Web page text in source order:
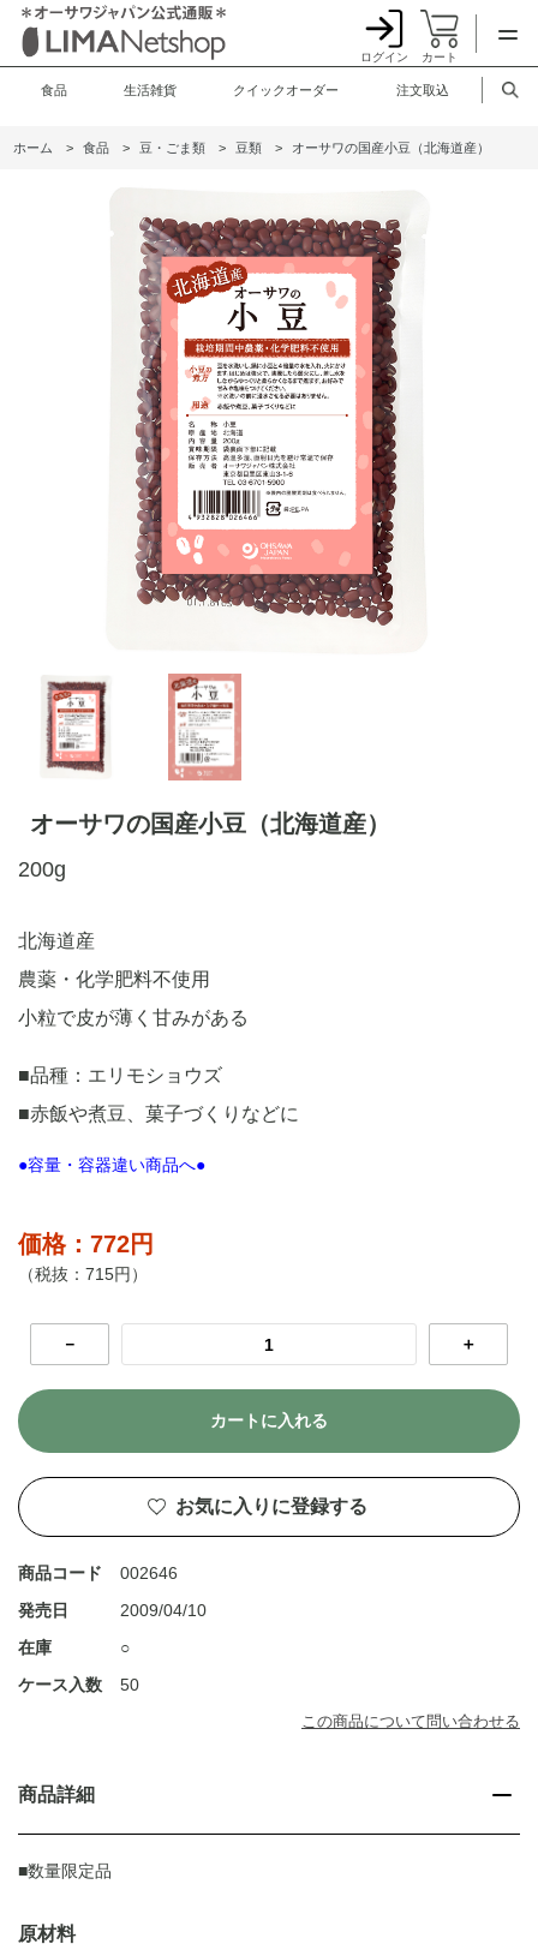
ログイン カート
食品 生活雑貨 クイックオーダー 注文取込
ホーム > 食品 > 豆・ごま類 > 豆類 > オーサワの国産小豆（北海道産）
オーサワの国産小豆（北海道産）
200g
北海道産
農薬・化学肥料不使用
小粒で皮が薄く甘みがある
■品種：エリモショウズ
■赤飯や煮豆、菓子づくりなどに
●容量・容器違い商品へ●
価格：772円
（税抜：715円）
－ ＋
カートに入れる
お気に入りに登録する
商品コード
002646
発売日
2009/04/10
在庫
○
ケース入数
50
この商品について問い合わせる
商品詳細
■数量限定品
原材料